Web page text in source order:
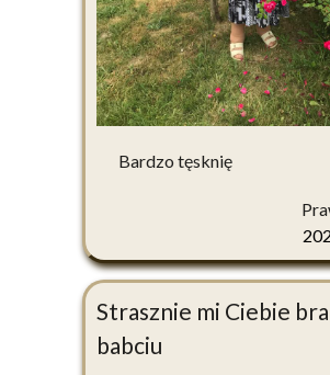
Bardzo tęsknię
Strasznie mi Ciebie
babciu